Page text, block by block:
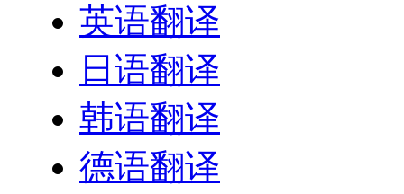
英语翻译
日语翻译
韩语翻译
德语翻译